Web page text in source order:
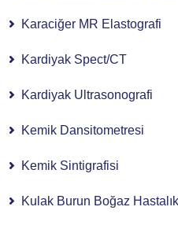
Karaciğer MR Elastografi
Kardiyak Spect/CT
Kardiyak Ultrasonografi
Kemik Dansitometresi
Kemik Sintigrafisi
Kulak Burun Boğaz